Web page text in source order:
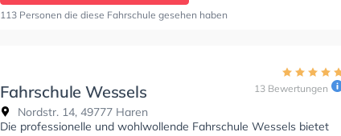
113 Personen die diese Fahrschule gesehen haben
Fahrschule Wessels
Nordstr. 14, 49777 Haren
13 Bewertungen
Die professionelle und wohlwollende Fahrschule Wessels bietet